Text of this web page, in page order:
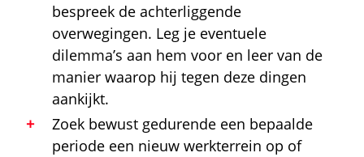
bespreek de achterliggende
overwegingen. Leg je eventuele
dilemma’s aan hem voor en leer van de
manier waarop hij tegen deze dingen
aankijkt.
Zoek bewust gedurende een bepaalde
periode een nieuw werkterrein op of